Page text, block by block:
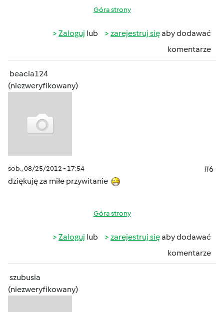
Góra strony
Zaloguj lub zarejestruj sięaby dodawać
komentarze
beacia124
(niezweryfikowany)
sob., 08/25/2012 - 17:54
#6
dziękuję za miłe przywitanie
Góra strony
Zaloguj lub zarejestruj sięaby dodawać
komentarze
szubusia
(niezweryfikowany)